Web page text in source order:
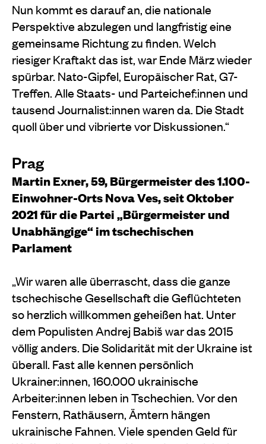
Nun kommt es darauf an, die nationale
Perspektive abzulegen und langfristig eine
gemeinsame Richtung zu finden. Welch
riesiger Kraftakt das ist, war Ende März wieder
spürbar. Nato-Gipfel, Europäischer Rat, G7-
Treffen. Alle Staats- und Parteichef:innen und
tausend Journalist:innen waren da. Die Stadt
quoll über und vibrierte vor Diskussionen.“
Prag
Martin Exner, 59, Bürgermeister des 1.100-
Einwohner-Orts Nova Ves, seit Oktober
2021 für die Partei „Bürgermeister und
Unabhängige“ im tschechischen
Parlament
„Wir waren alle überrascht, dass die ganze
tschechische Gesellschaft die Geflüchteten
so herzlich willkommen geheißen hat. Unter
dem Populisten Andrej Babiš war das 2015
völlig anders. Die Solidarität mit der Ukraine ist
überall. Fast alle kennen persönlich
Ukrainer:innen, 160.000 ukrainische
Arbeiter:innen leben in Tschechien. Vor den
Fenstern, Rathäusern, Ämtern hängen
ukrainische Fahnen. Viele spenden Geld für